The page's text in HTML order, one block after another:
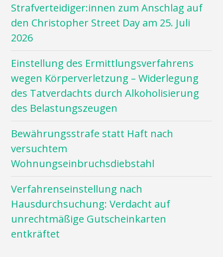
Strafverteidiger:innen zum Anschlag auf
den Christopher Street Day am 25. Juli
2026
Einstellung des Ermittlungsverfahrens
wegen Körperverletzung – Widerlegung
des Tatverdachts durch Alkoholisierung
des Belastungszeugen
Bewährungsstrafe statt Haft nach
versuchtem
Wohnungseinbruchsdiebstahl
Verfahrenseinstellung nach
Hausdurchsuchung: Verdacht auf
unrechtmäßige Gutscheinkarten
entkräftet